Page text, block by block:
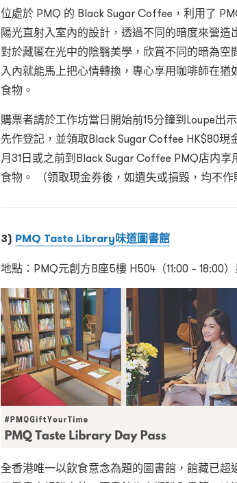
位處於 PMQ 的 Black Sugar Coffee，利用了
陽光直射入室內的設計，透過不同的暗度來營
對於藏匿在光中的陰翳美學，欣賞不同的暗為空
入內就能馬上把心情轉換，專心享用咖啡師在
食物。
購票者請於工作坊當日開始前15分鐘到Loupe出
先作登記，並領取Black Sugar Coffee HK$80現
月31日或之前到Black Sugar Coffee PMQ店内
食物。 （領取現金券後，如遺失或損毀，均不作
3) PMQ Taste Library味道圖書館
地點：PMQ元創方B座5樓 H504（11:00 – 18:00
全香港唯一以飲食意念為題的圖書館，館藏已